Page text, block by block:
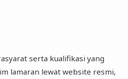
serta kualifikasi yang
lamaran lewat website resmi,